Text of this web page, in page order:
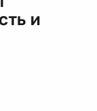
и